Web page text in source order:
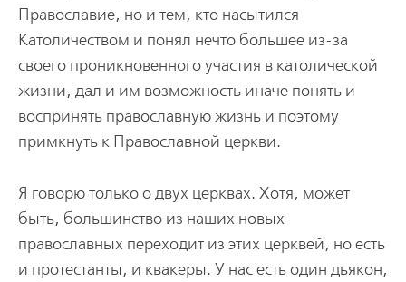
Православие, но и тем, кто насытился
Католичеством и понял нечто большее из-за
своего проникновенного участия в католической
жизни, дал и им возможность иначе понять и
воспринять православную жизнь и поэтому
примкнуть к Православной церкви.
Я говорю только о двух церквах. Хотя, может
быть, большинство из наших новых
православных переходит из этих церквей, но есть
и протестанты, и квакеры. У нас есть один дьякон,